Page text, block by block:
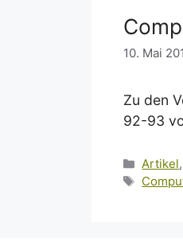
10. Mai
Zu den
92-93
Artikel